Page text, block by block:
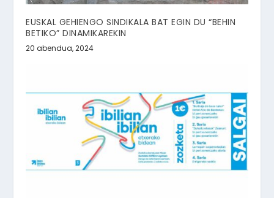
EUSKAL GEHIENGO SINDIKALA BAT EGIN DU “BEHIN
BETIKO” DINAMIKAREKIN
20 abendua, 2024